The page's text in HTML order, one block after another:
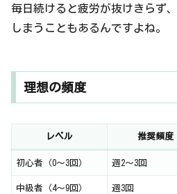
毎日続けると疲労が抜けきらず
しまうこともあるんですよね。
理想の頻度
レベル 推奨頻度
初心者（0〜3回） 週2〜3回
中級者（4〜9回） 週3回